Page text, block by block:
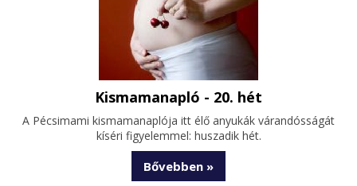
Kismamanapló - 20. hét
A Pécsimami kismamanaplója itt élő anyukák várandósságát
kíséri figyelemmel: huszadik hét.
Bővebben »